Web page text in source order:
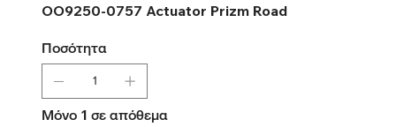
OO9250-0757 Actuator Prizm Road
Ποσότητα
Μόνο 1 σε απόθεμα